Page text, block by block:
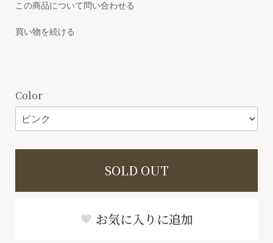
この商品について問い合わせる
買い物を続ける
Color
SOLD OUT
お気に入りに追加